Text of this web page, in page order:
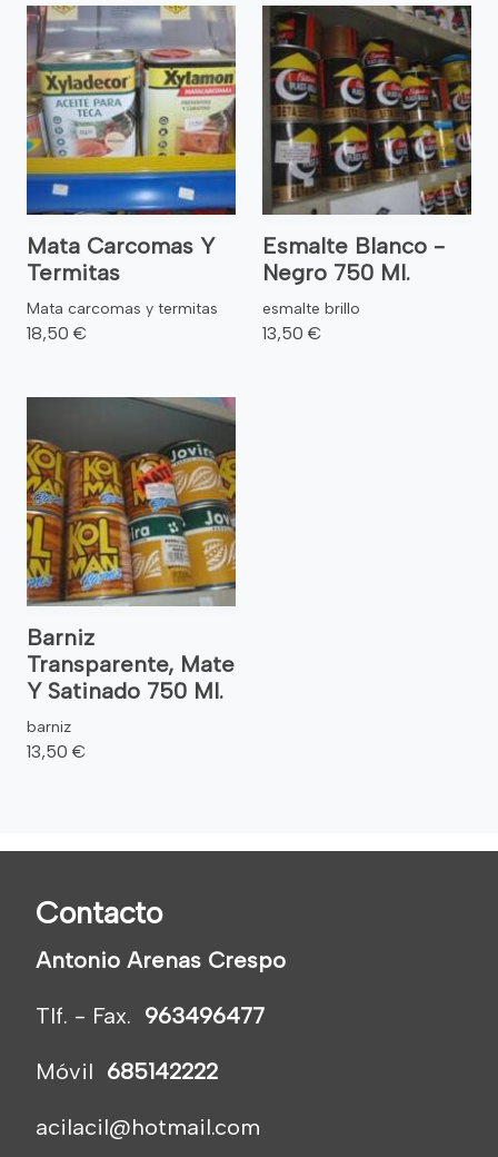
Mata Carcomas Y
Termitas
Mata carcomas y termitas
18,50 €
Esmalte Blanco -
Negro 750 Ml.
esmalte brillo
13,50 €
Barniz
Transparente, Mate
Y Satinado 750 Ml.
barniz
13,50 €
Contacto
Antonio Arenas Crespo
Tlf. - Fax. 963496477
Móvil 685142222
acilacil@hotmail.com